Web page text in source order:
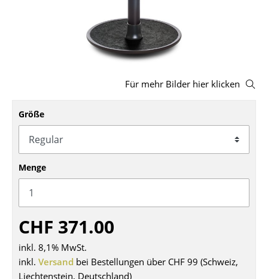
Schaukelstühle
Bürodrehstühle
Konferenzstühle
Bürosessel
Einzelteile
... alle Sitzmöbel
Tische
Für mehr Bilder hier klicken
Größe
Menge
CHF 371.00
inkl. 8,1% MwSt.
inkl. Versand bei Bestellungen über CHF 99 (Schweiz,
Liechtenstein, Deutschland)